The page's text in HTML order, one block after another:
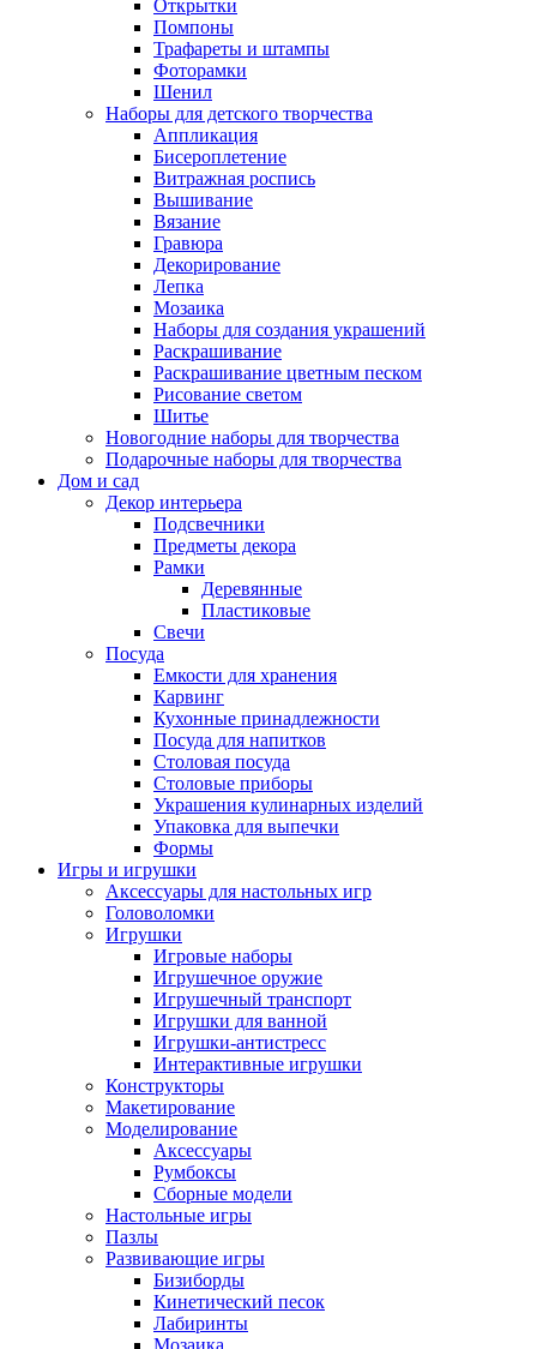
Открытки
Помпоны
Трафареты и штампы
Фоторамки
Шенил
Наборы для детского творчества
Аппликация
Бисероплетение
Витражная роспись
Вышивание
Вязание
Гравюра
Декорирование
Лепка
Мозаика
Наборы для создания украшений
Раскрашивание
Раскрашивание цветным песком
Рисование светом
Шитье
Новогодние наборы для творчества
Подарочные наборы для творчества
Дом и сад
Декор интерьера
Подсвечники
Предметы декора
Рамки
Деревянные
Пластиковые
Свечи
Посуда
Емкости для хранения
Карвинг
Кухонные принадлежности
Посуда для напитков
Столовая посуда
Столовые приборы
Украшения кулинарных изделий
Упаковка для выпечки
Формы
Игры и игрушки
Аксессуары для настольных игр
Головоломки
Игрушки
Игровые наборы
Игрушечное оружие
Игрушечный транспорт
Игрушки для ванной
Игрушки-антистресс
Интерактивные игрушки
Конструкторы
Макетирование
Моделирование
Аксессуары
Румбоксы
Сборные модели
Настольные игры
Пазлы
Развивающие игры
Бизиборды
Кинетический песок
Лабиринты
Мозаика